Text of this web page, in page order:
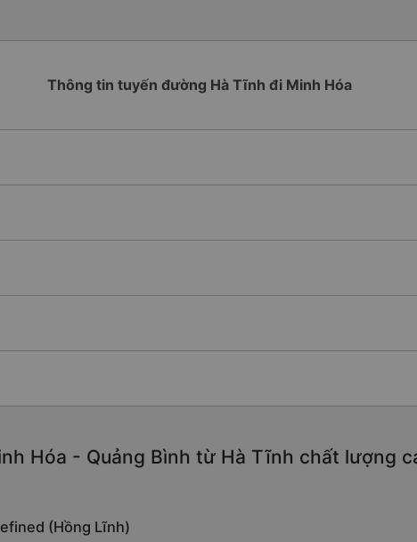
Thông tin tuyến đường Hà Tĩnh đi Minh Hóa
Hóa - Quảng Bình từ Hà Tĩnh chất lượng
(Hồng Lĩnh)